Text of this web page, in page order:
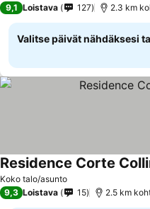
9,1 Loistava 127 2.3 km
Valitse päivät nähdäksesi
Koko talo/asunto
Residence Corte
9,3 Loistava 15 2.5 km